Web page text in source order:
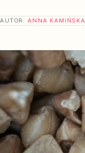
AUTOR:ANNA KAMIŃSKA